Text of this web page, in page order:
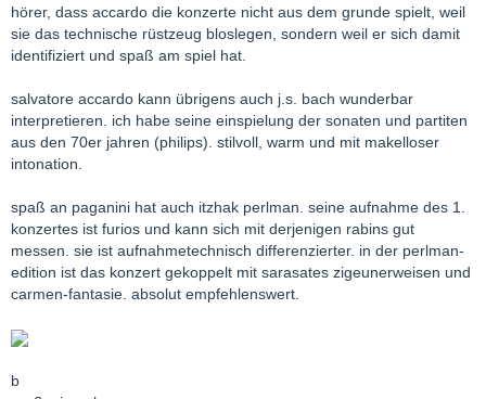
hörer, dass accardo die konzerte nicht aus dem grunde spielt, weil
sie das technische rüstzeug bloslegen, sondern weil er sich damit
identifiziert und spaß am spiel hat.
salvatore accardo kann übrigens auch j.s. bach wunderbar
interpretieren. ich habe seine einspielung der sonaten und partiten
aus den 70er jahren (philips). stilvoll, warm und mit makelloser
intonation.
spaß an paganini hat auch itzhak perlman. seine aufnahme des 1.
konzertes ist furios und kann sich mit derjenigen rabins gut
messen. sie ist aufnahmetechnisch differenzierter. in der perlman-
edition ist das konzert gekoppelt mit sarasates zigeunerweisen und
carmen-fantasie. absolut empfehlenswert.
b